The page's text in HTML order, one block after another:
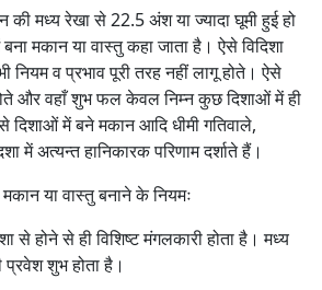
की मध्य रेखा से 22.5 अंश या ज्यादा घूमी हुई हो
मकान या वास्तु कहा जाता है। ऐसे विदिशा
व प्रभाव पूरी तरह नहीं लागू होते। ऐसे
और वहाँ शुभ फल केवल निम्न कुछ दिशाओं में ही
दिशाओं में बने मकान आदि धीमी गतिवाले,
अत्यन्त हानिकारक परिणाम दर्शाते हैं।
या वास्तु बनाने के नियमः
से होने से ही विशिष्ट मंगलकारी होता है। मध्य
प्रवेश शुभ होता है।